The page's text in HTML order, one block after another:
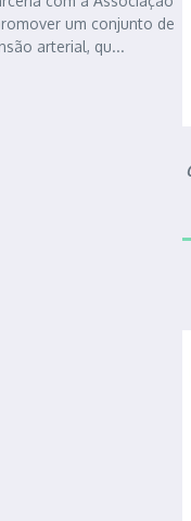
um conjunto de
arterial, qu...